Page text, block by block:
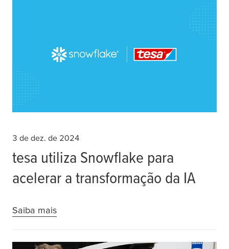
3 de dez. de 2024
tesa utiliza Snowflake para
acelerar a transformação da IA
Saiba mais